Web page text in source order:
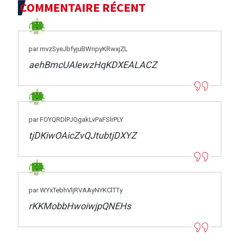
COMMENTAIRE RÉCENT
par mvzSyeJbfyjuBWnpyKRwxjZL
aehBmcUAlewzHqKDXEALACZ
par FOYQRDlPJOgakLvPaFSlrPLY
tjDKiwOAicZvQJtubtjDXYZ
par WYxTebhVljRVAAyNYKClTTy
rKKMobbHwoiwjpQNEHs